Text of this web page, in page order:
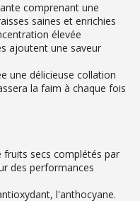
comprenant une
saines et enrichies
élevée
ajoutent une saveur
une délicieuse collation
la faim à chaque fois
fruits secs complétés par
des performances
l'anthocyane.